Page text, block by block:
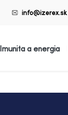
info@izerex.sk
Imunita a energia